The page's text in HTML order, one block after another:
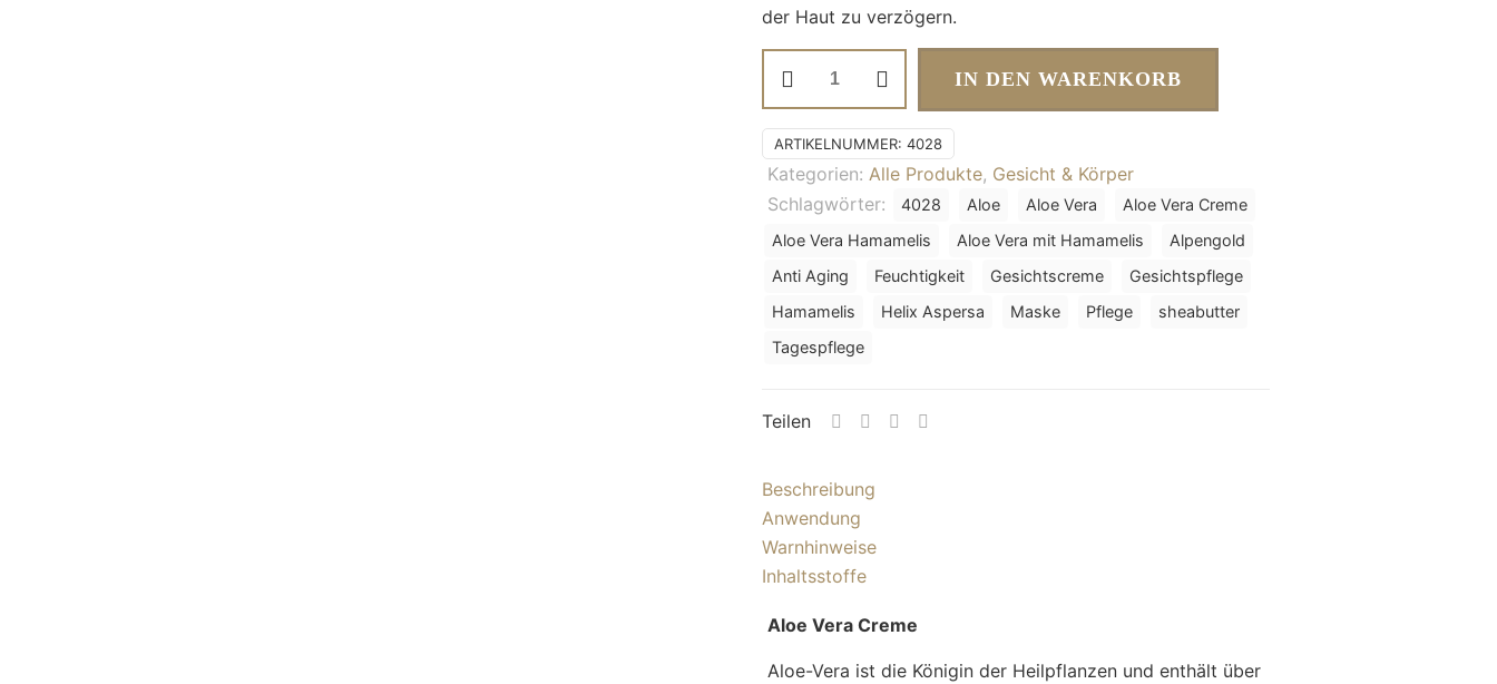
der Haut zu verzögern.
Vera
Menge
IN DEN WARENKORB
ARTIKELNUMMER: 4028
Kategorien: Alle Produkte, Gesicht & Körper
Schlagwörter:
4028 Aloe Aloe Vera
Aloe Vera Creme
Aloe Vera Hamamelis
Aloe Vera mit Hamamelis
Alpengold
Anti Aging
Feuchtigkeit Gesichtscreme
Gesichtspflege
Hamamelis
Helix Aspersa Maske Pflege
sheabutter
Tagespflege
Teilen
Beschreibung
Anwendung
Warnhinweise
Inhaltsstoffe
Aloe Vera Creme
Aloe-Vera ist die Königin der Heilpflanzen und enthält über